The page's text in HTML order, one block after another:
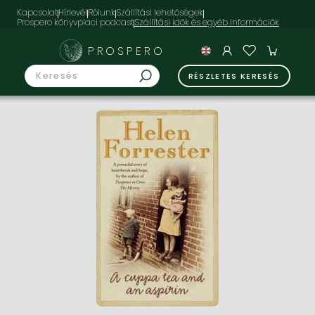
KapcsolatHírlevélRólunkSzállítási lehetőségek
Prospero könyvpiaci podcast
PROSPERO
RÉSZLETES KERESÉS